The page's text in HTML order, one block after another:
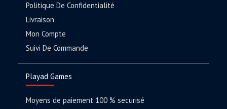
Politique De Confidentialité
Livraison
Mon Compte
Suivi De Commande
Playad Games
Moyens de paiement 100 % securisé